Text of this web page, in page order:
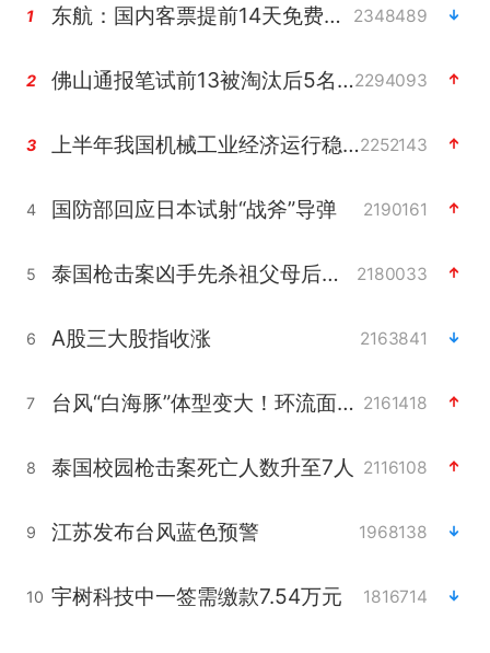
1 东航：国内客票提前14天免费退改 2348489
2 佛山通报笔试前13被淘汰后5名进体检2294093
3 上半年我国机械工业经济运行稳中有进2252143
4 国防部回应日本试射“战斧”导弹 2190161
5 泰国枪击案凶手先杀祖父母后行凶 2180033
6 A股三大股指收涨 2163841
7 台风“白海豚”体型变大！环流面积接近13个浙江那么大 2161418
8 泰国校园枪击案死亡人数升至7人 2116108
9 江苏发布台风蓝色预警 1968138
10 宇树科技中一签需缴款7.54万元 1816714